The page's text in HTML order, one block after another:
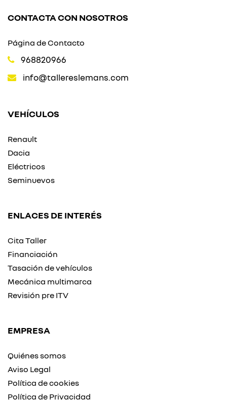
CONTACTA CON NOSOTROS
Página de Contacto
968820966
info@tallereslemans.com
VEHÍCULOS
Renault
Dacia
Eléctricos
Seminuevos
ENLACES DE INTERÉS
Cita Taller
Financiación
Tasación de vehículos
Mecánica multimarca
Revisión pre ITV
EMPRESA
Quiénes somos
Aviso Legal
Política de cookies
Política de Privacidad